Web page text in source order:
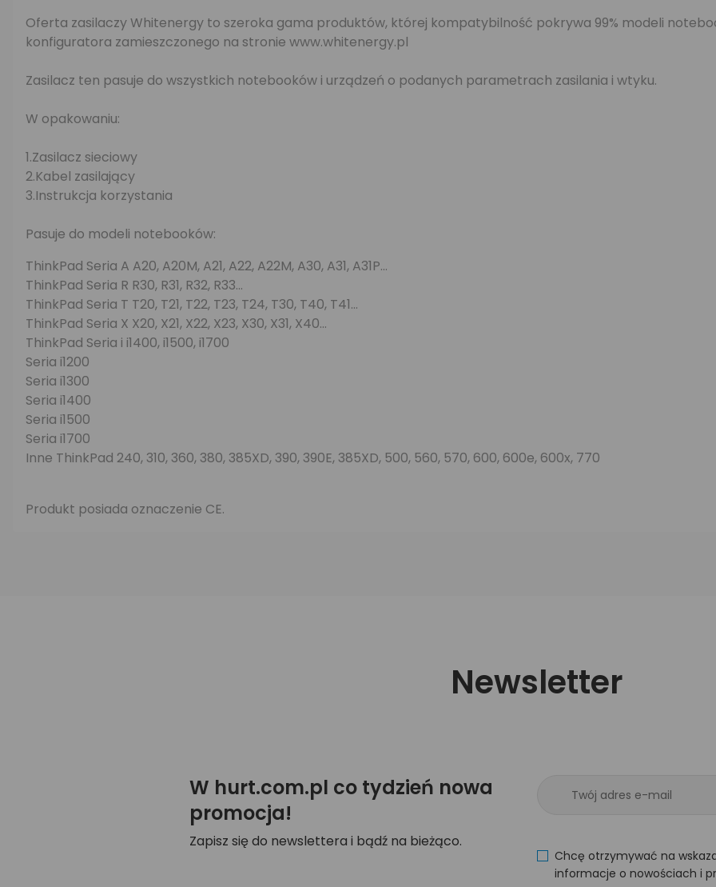
Oferta zasilaczy Whitenergy to szeroka gama produktów, której kompatybilność pokrywa 99% modeli
konfiguratora zamieszczonego na stronie www.whitenergy.pl
Zasilacz ten pasuje do wszystkich notebooków i urządzeń o podanych parametrach zasilania i wtyku.
W opakowaniu:
1.Zasilacz sieciowy
2.Kabel zasilający
3.Instrukcja korzystania
Pasuje do modeli notebooków:
ThinkPad Seria A A20, A20M, A21, A22, A22M, A30, A31, A31P...
ThinkPad Seria R R30, R31, R32, R33...
ThinkPad Seria T T20, T21, T22, T23, T24, T30, T40, T41...
ThinkPad Seria X X20, X21, X22, X23, X30, X31, X40...
ThinkPad Seria i i1400, i1500, i1700
Seria i1200
Seria i1300
Seria i1400
Seria i1500
Seria i1700
Inne ThinkPad 240, 310, 360, 380, 385XD, 390, 390E, 385XD, 500, 560, 570, 600, 600e, 600x, 770
Produkt posiada oznaczenie CE.
Newsletter
W hurt.com.pl co tydzień nowa
promocja!
Zapisz się do newslettera i bądź na bieżąco.
Chcę otrzymywać na
informacje o nowościach i